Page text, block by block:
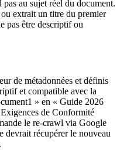
au sujet réel du document.
extrait un titre du premier
pas être descriptif ou
de métadonnées et définis
et compatible avec la
» en « Guide 2026
de Conformité
le re-crawl via Google
devrait récupérer le nouveau